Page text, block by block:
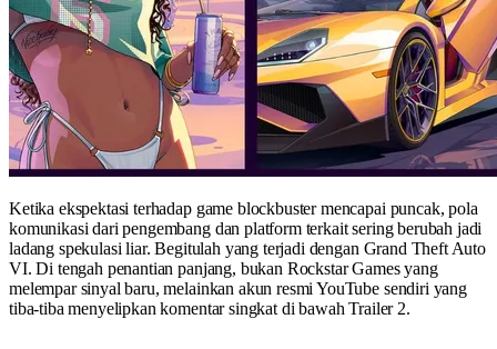
Ketika ekspektasi terhadap game blockbuster mencapai puncak, pola
komunikasi dari pengembang dan platform terkait sering berubah jadi
ladang spekulasi liar. Begitulah yang terjadi dengan Grand Theft Auto
VI. Di tengah penantian panjang, bukan Rockstar Games yang
melempar sinyal baru, melainkan akun resmi YouTube sendiri yang
tiba-tiba menyelipkan komentar singkat di bawah Trailer 2.